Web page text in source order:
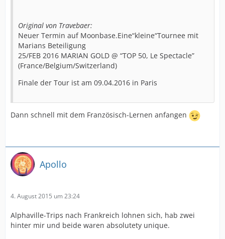
Original von Travebaer:
Neuer Termin auf Moonbase.Eine“kleine“Tournee mit
Marians Beteiligung
25/FEB 2016 MARIAN GOLD @ “TOP 50, Le Spectacle”
(France/Belgium/Switzerland)
Finale der Tour ist am 09.04.2016 in Paris
Dann schnell mit dem Französisch-Lernen anfangen
Apollo
4. August 2015 um 23:24
Alphaville-Trips nach Frankreich lohnen sich, hab zwei
hinter mir und beide waren absolutety unique.